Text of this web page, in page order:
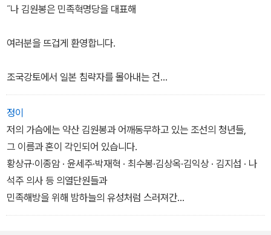
봉은 김훈에게 육탄혈전을 다짜고짜 제안하지는 않았다. 일과가 없
훈은 일본에대한 적개심이 강했다. 그는 망명해온 지 얼마 되지 않
차 세계대전의 종결과 파리강화회의의 향방, 러시아 시베리아의 내전
이 조선 민족에게 어떤 영향을 줄 것인지 예리하게 파악하고 있었다.
김훈은 김원봉이 하고자 하는 일이 무엇인지 알고 있었다.
˝암살파괴 결사대를 만든다고요? 나는 암살은 싫소이다. 정정당당하
게군대로 싸워야지요. 독립군 부대로 가서 초급장교를 하며 경험
을 쌓을 생각이외다.˝
김원봉은 웃으며 대답했다.
˝그 생각을 존중하오. 나도 언제고 꼭 군대를 조직할 거요. 우리 독립
˝나 김원봉은 민족혁명당을 대표해
여러분을 뜨겁게 환영합니다.
조국강토에서 일본 침략자를 몰아내는 건
조선 청년의 사명입니다.
그 사명을 다하려고 여기까지 온 여러분에게
엄숙하게 동지적인 경의를 표합니다.
여러분에 대한 나의 사명은 앞서 육탄전을
정이
저의 가슴에는 약산 김원봉과 어깨동무하고 있는 조선의 청년들,
그 이름과 혼이 각인되어 있습니다.
황상규·이종암 · 윤세주·박재혁 · 최수봉·김상옥·김익상 · 김지섭 · 나
석주 의사 등 의열단원들과
민족해방을 위해 밤하늘의 유성처럼 스러져간
수많은 혁명전사들의 이름을